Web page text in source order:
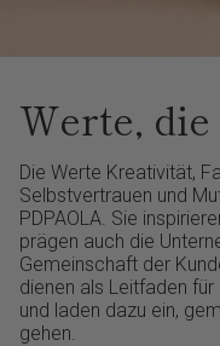
Werte,
Die Werte Kreativität,
Selbstvertrauen und
PDPAOLA. Sie
prägen auch die
Gemeinschaft der
dienen als Leitfaden
und laden dazu ein,
gehen.